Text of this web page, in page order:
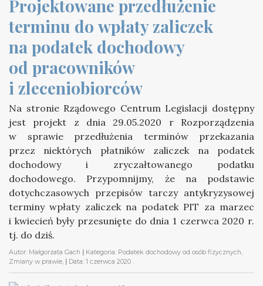
Projektowane przedłużenie
terminu do wpłaty zaliczek
na podatek dochodowy
od pracowników
i zleceniobiorców
Na stronie Rządowego Centrum Legislacji dostępny
jest projekt z dnia 29.05.2020 r Rozporządzenia
w sprawie przedłużenia terminów przekazania
przez niektórych płatników zaliczek na podatek
dochodowy i zryczałtowanego podatku
dochodowego. Przypomnijmy, że na podstawie
dotychczasowych przepisów tarczy antykryzysowej
terminy wpłaty zaliczek na podatek PIT za marzec
i kwiecień były przesunięte do dnia 1 czerwca 2020 r.
tj. do dziś.
Autor: Małgorzata Gach | Kategoria: Podatek dochodowy od osób fizycznych,
Zmiany w prawie, | Data: 1 czerwca 2020 .